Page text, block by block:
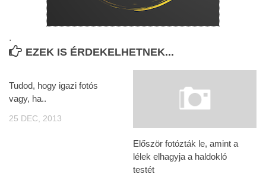
.
EZEK IS ÉRDEKELHETNEK...
Tudod, hogy igazi fotós
vagy, ha..
25 DEC, 2013
Először fotózták le, amint a
lélek elhagyja a haldokló
testét